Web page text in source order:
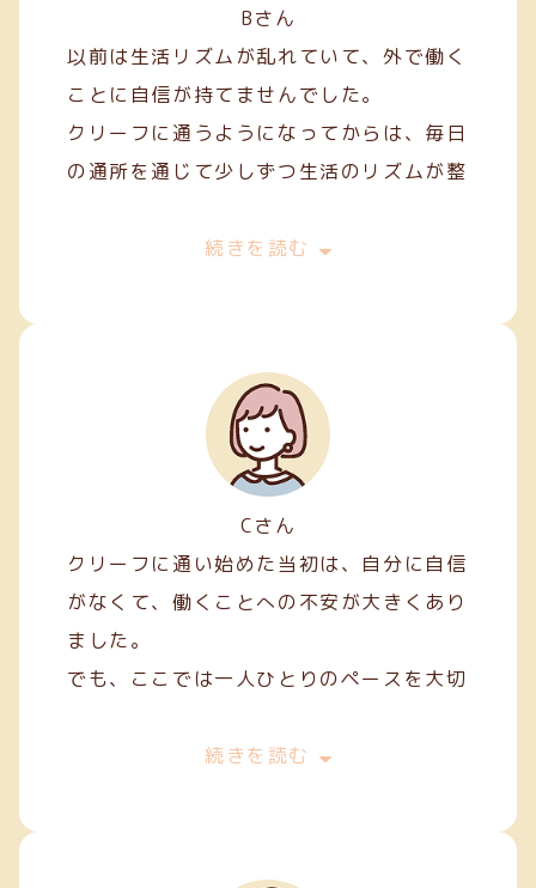
Bさん
以前は生活リズムが乱れていて、外で働く
ことに自信が持てませんでした。
クリーフに通うようになってからは、毎日
の通所を通じて少しずつ生活のリズムが整
続きを読む
Cさん
クリーフに通い始めた当初は、自分に自信
がなくて、働くことへの不安が大きくあり
ました。
でも、ここでは一人ひとりのペースを大切
めることができました。
続きを読む